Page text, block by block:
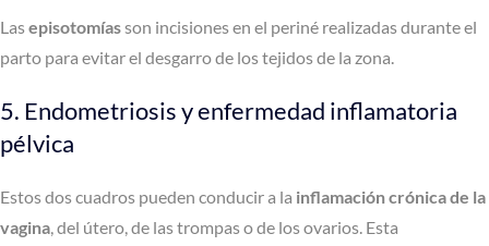
Lasepisotomíasson incisiones en el periné realizadas durante el
parto para evitar el desgarro de los tejidos de la zona.
5. Endometriosis y enfermedad inflamatoria
pélvica
Estos dos cuadros pueden conducir a la inflamación crónica de la
vagina, del útero, de las trompas o de los ovarios. Esta